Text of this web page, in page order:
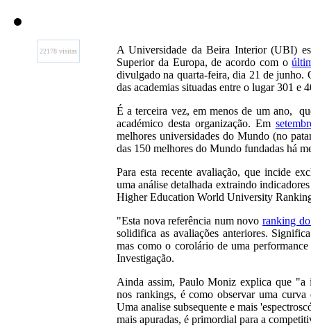
22178 visitas
A Universidade da Beira Interior (UBI)
Superior da Europa, de acordo com o
divulgado na quarta-feira, dia 21 de junho.
das academias situadas entre o lugar 301 e
É a terceira vez, em menos de um ano,
académico desta organização. Em
melhores universidades do Mundo (no
das 150 melhores do Mundo fundadas há
Para esta recente avaliação, que incide
uma análise detalhada extraindo
Higher Education World University
"Esta nova referência num novoranking
solidifica as avaliações anteriores.
mas como o corolário de uma
Investigação.
Ainda assim, Paulo Moniz explica que "a
nos rankings, é como observar uma
Uma analise subsequente e mais
mais apuradas, é primordial para a